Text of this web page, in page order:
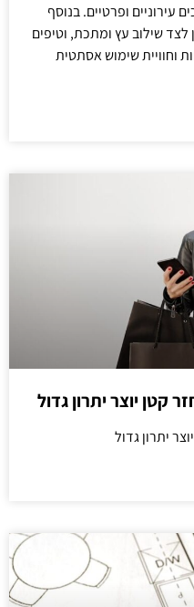
עירוניים ופרטיים. בנוסף
לצד שילוב עץ ומתכת, וטיפים
וחוויית שימוש אסתטית